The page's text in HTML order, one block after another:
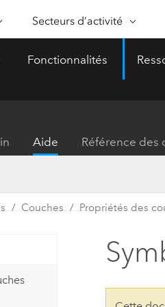
cartographie SaaS
base pour les SIG et
Secteurs d’activité
SECTEURS D’ACTIVITÉ
Protection de
Fournisseurs d’énergie
Santé et services à la
Administrations nationales
Fonctionnalités
Aide Référence des
Couches Propriétés des